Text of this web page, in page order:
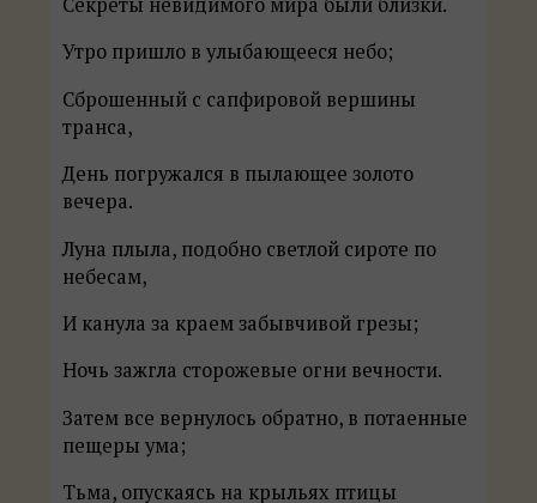
Утро пришло в улыбающееся небо;
Сброшенный с сапфировой вершины
транса,
День погружался в пылающее золото
вечера.
Луна плыла, подобно светлой сироте по
небесам,
И канула за краем забывчивой грезы;
Ночь зажгла сторожевые огни вечности.
Затем все вернулось обратно, в потаенные
пещеры ума;
Тьма, опускаясь на крыльях птицы